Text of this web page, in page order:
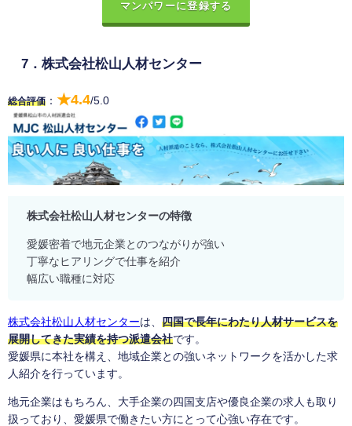
マンパワーに登録する
7．株式会社松山人材センター
総合評価 ： ★4.4/5.0
株式会社松山人材センターの特徴
愛媛密着で地元企業とのつながりが強い
丁寧なヒアリングで仕事を紹介
幅広い職種に対応
株式会社松山人材センターは、 四国で長年にわたり人材サービスを
展開してきた実績を持つ派遣会社です。
愛媛県に本社を構え、地域企業との強いネットワークを活かした求
人紹介を行っています。
地元企業はもちろん、大手企業の四国支店や優良企業の求人も取り
扱っており、愛媛県で働きたい方にとって心強い存在です。